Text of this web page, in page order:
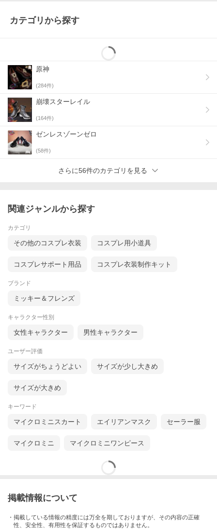
カテゴリから探す
原神
(284件)
崩壊スターレイル
(164件)
ゼンレスゾーンゼロ
(58件)
さらに56件のカテゴリを見る
関連ジャンルから探す
カテゴリ
その他のコスプレ衣装 コスプレ用小道具
コスプレサポート用品 コスプレ衣装制作キット
ブランド
ミッキー＆フレンズ
キャラクター性別
女性キャラクター 男性キャラクター
ユーザー評価
サイズがちょうどよい サイズが少し大きめ
サイズが大きめ
キーワード
マイクロミニスカート エイリアンマスク セーラー服
マイクロミニ マイクロミニワンピース
掲載情報について
・掲載している情報の精度には万全を期しておりますが、その内容の正確
性、安全性、有用性を保証するものではありません。